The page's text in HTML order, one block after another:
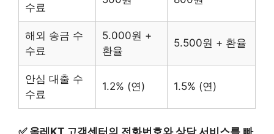
수료
해외 송금 수
수료
5.000원 +
환율
5.500원 + 환율
안심 대출 수
수료
1.2% (연) 1.5% (연)